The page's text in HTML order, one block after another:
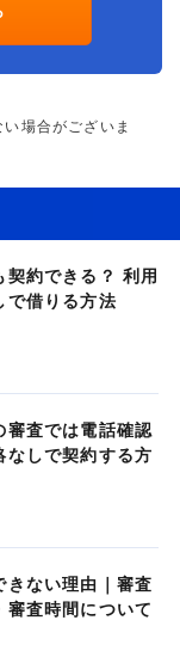
場合がございま
契約できる？ 利用
で借りる方法
審査では電話確認
なしで契約する方
きない理由｜審査
審査時間について